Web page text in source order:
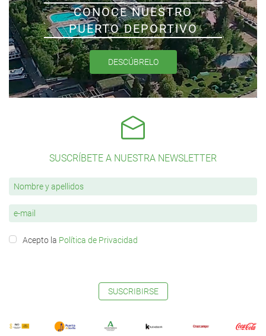
CONOCE NUESTRO
PUERTO DEPORTIVO
DESCÚBRELO
SUSCRÍBETE A NUESTRA NEWSLETTER
Acepto la Política de Privacidad
SUSCRIBIRSE